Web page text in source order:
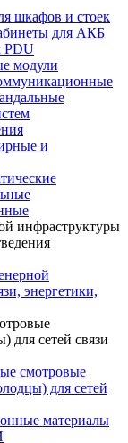
шкафов и стоек
для АКБ
PDU
модули
и
инфраструктуры
энергетики,
для сетей связи
смотровые
для сетей
материалы